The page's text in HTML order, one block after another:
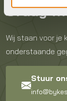
Graag
Wij staan voor je
onderstaande
Stuur